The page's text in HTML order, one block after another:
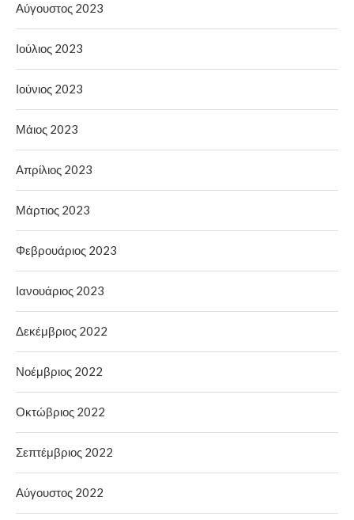
Αύγουστος 2023
Ιούλιος 2023
Ιούνιος 2023
Μάιος 2023
Απρίλιος 2023
Μάρτιος 2023
Φεβρουάριος 2023
Ιανουάριος 2023
Δεκέμβριος 2022
Νοέμβριος 2022
Οκτώβριος 2022
Σεπτέμβριος 2022
Αύγουστος 2022